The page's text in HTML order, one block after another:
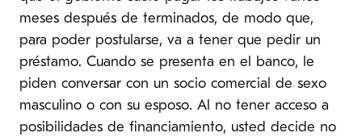
meses después de terminados, de modo que,
para poder postularse, va a tener que pedir un
préstamo. Cuando se presenta en el banco, le
piden conversar con un socio comercial de sexo
masculino o con su esposo. Al no tener acceso a
posibilidades de financiamiento, usted decide no